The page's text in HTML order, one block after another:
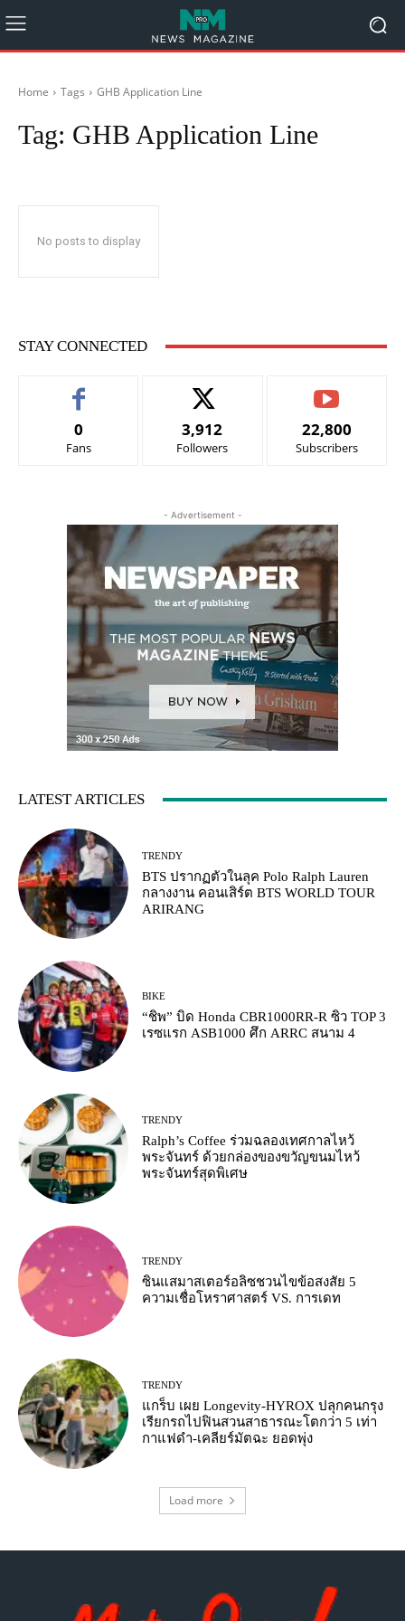
Home Tags GHB Application Line
Tag: GHB Application Line
No posts to display
STAY CONNECTED
0
Fans
3,912
Followers
22,800
Subscribers
- Advertisement -
LATEST ARTICLES
TRENDY
BTS ปรากฏตัวในลุค Polo Ralph Lauren
กลางงาน คอนเสิร์ต BTS WORLD TOUR
ARIRANG
BIKE
“ชิพ” บิด Honda CBR1000RR-R ซิว TOP 3
เรซแรก ASB1000 ศึก ARRC สนาม 4
TRENDY
Ralph’s Coffee ร่วมฉลองเทศกาลไหว้
พระจันทร์ ด้วยกล่องของขวัญขนมไหว้
พระจันทร์สุดพิเศษ
TRENDY
ซินแสมาสเตอร์อลิซชวนไขข้อสงสัย 5
ความเชื่อโหราศาสตร์ VS. การเดท
TRENDY
แกร็บ เผย Longevity-HYROX ปลุกคนกรุง
เรียกรถไปฟินสวนสาธารณะโตกว่า 5 เท่า
กาแฟดำ-เคลียร์มัตฉะ ยอดพุ่ง
Load more